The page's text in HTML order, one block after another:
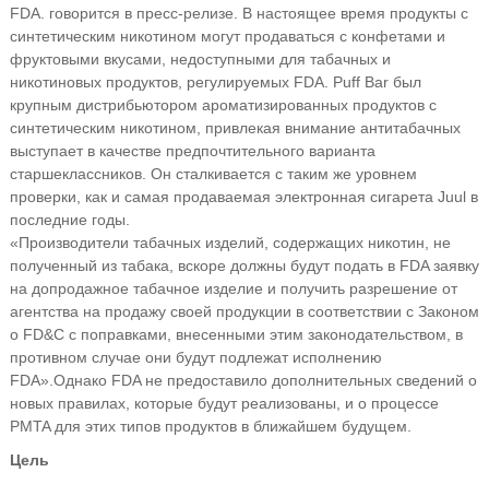
FDA. говорится в пресс-релизе. В настоящее время продукты с
синтетическим никотином могут продаваться с конфетами и
фруктовыми вкусами, недоступными для табачных и
никотиновых продуктов, регулируемых FDA. Puff Bar был
крупным дистрибьютором ароматизированных продуктов с
синтетическим никотином, привлекая внимание антитабачных
выступает в качестве предпочтительного варианта
старшеклассников. Он сталкивается с таким же уровнем
проверки, как и самая продаваемая электронная сигарета Juul в
последние годы.
«Производители табачных изделий, содержащих никотин, не
полученный из табака, вскоре должны будут подать в FDA заявку
на допродажное табачное изделие и получить разрешение от
агентства на продажу своей продукции в соответствии с Законом
о FD&C с поправками, внесенными этим законодательством, в
противном случае они будут подлежат исполнению
FDA». Однако FDA не предоставило дополнительных сведений о
новых правилах, которые будут реализованы, и о процессе
PMTA для этих типов продуктов в ближайшем будущем.
Цель